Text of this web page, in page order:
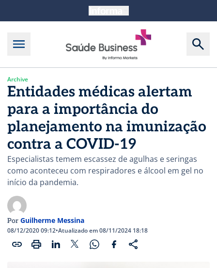
Archive
Entidades médicas alertam
para a importância do
planejamento na imunização
contra a COVID-19
Especialistas temem escassez de agulhas e seringas
como aconteceu com respiradores e álcool em gel no
início da pandemia.
Por Guilherme Messina
08/12/2020 09:12•Atualizado em 08/11/2024 18:18